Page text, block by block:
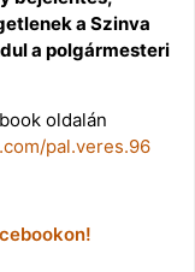
a Szinva
a polgármesteri
oldalán
pal.veres.96